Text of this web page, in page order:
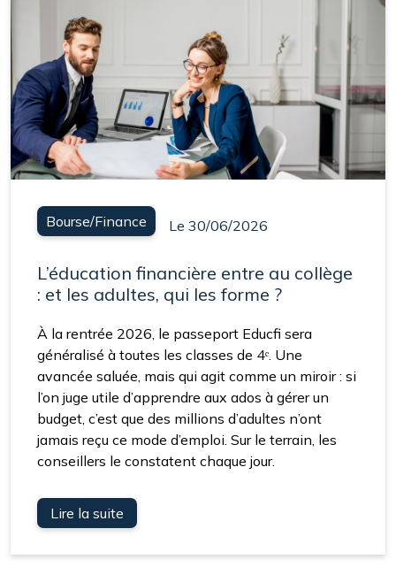
Bourse/Finance Le 30/06/2026
L’éducation financière entre au collège
: et les adultes, qui les forme ?
À la rentrée 2026, le passeport Educfi sera
généralisé à toutes les classes de 4ᵉ. Une
avancée saluée, mais qui agit comme un miroir : si
l’on juge utile d’apprendre aux ados à gérer un
budget, c’est que des millions d’adultes n’ont
jamais reçu ce mode d’emploi. Sur le terrain, les
conseillers le constatent chaque jour.
Lire la suite